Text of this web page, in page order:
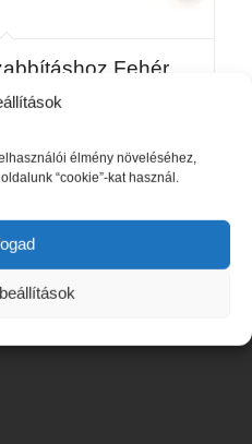
élmény növeléséhez,
“cookie”-kat használ.
Fehér
Részletek mutatása